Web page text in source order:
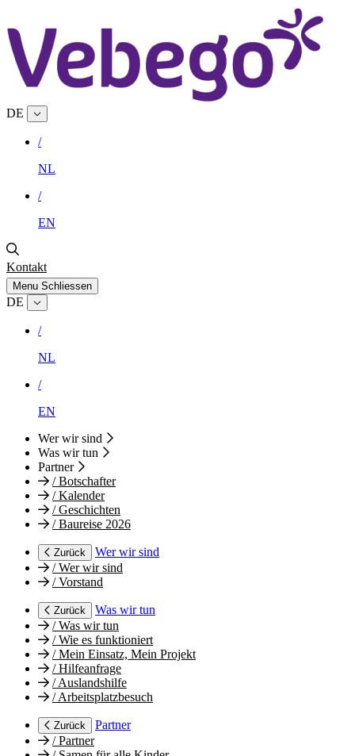
DE
/
NL
/
EN
Kontakt
Menu Schliessen
DE
/
NL
/
EN
Wer wir sind
Was wir tun
Partner
/Botschafter
/Kalender
/Geschichten
/Baureise 2026
Zurück
Wer wir sind
/Wer wir sind
/Vorstand
Zurück
Was wir tun
/Was wir tun
/Wie es funktioniert
/Mein Einsatz, Mein Projekt
/Hilfeanfrage
/Auslandshilfe
/Arbeitsplatzbesuch
Zurück
Partner
/Partner